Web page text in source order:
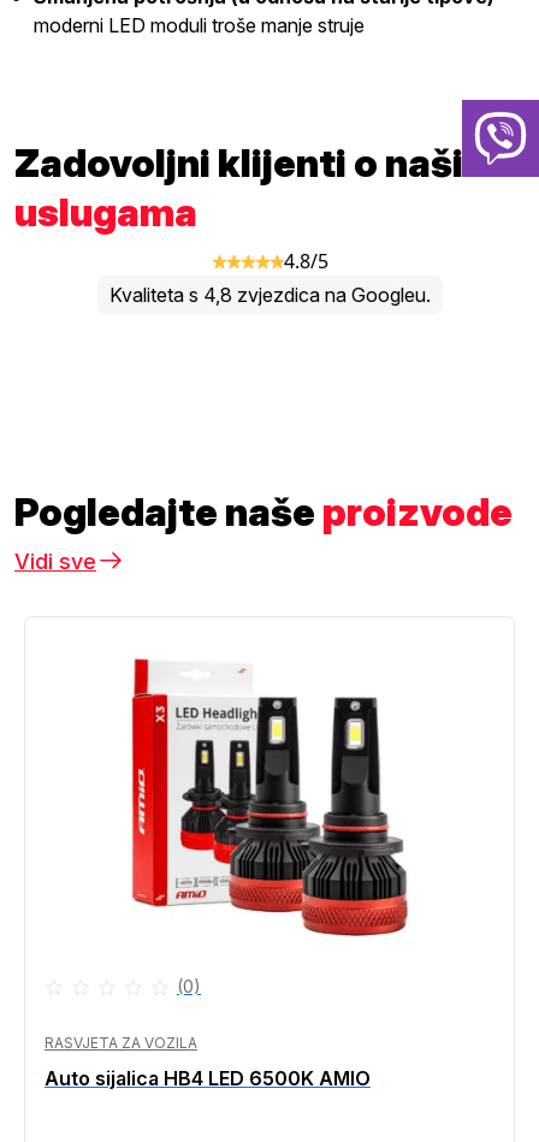
moderni LED moduli troše manje struje
Zadovoljni klijenti o našim
uslugama
4.8/5
Kvaliteta s 4,8 zvjezdica na Googleu.
Pogledajte naše proizvode
Vidi sve
(0)
RASVJETA ZA VOZILA
Auto sijalica HB4 LED 6500K AMIO